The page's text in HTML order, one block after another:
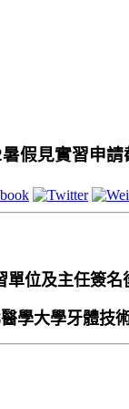
假見實習申請
單位及主任簽
學大學牙體技